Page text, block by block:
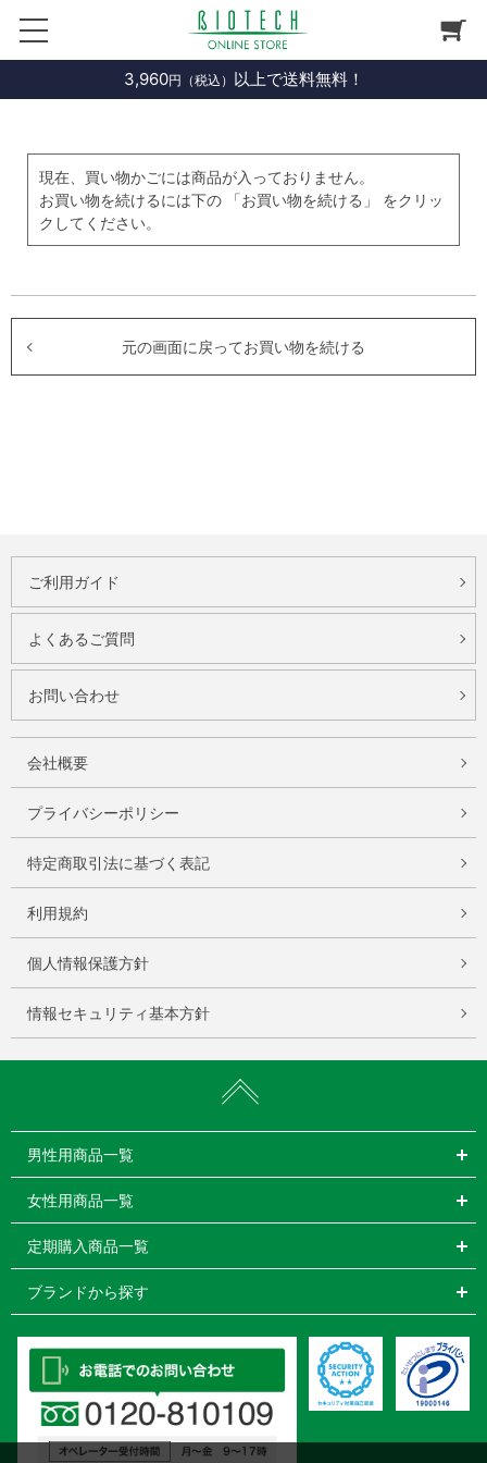
3,960円（税込） 以上で送料無料！
現在、買い物かごには商品が入っておりません。
お買い物を続けるには下の 「お買い物を続ける」 をクリッ
クしてください。
元の画面に戻ってお買い物を続ける
ご利用ガイド
よくあるご質問
お問い合わせ
会社概要
プライバシーポリシー
特定商取引法に基づく表記
利用規約
個人情報保護方針
情報セキュリティ基本方針
男性用商品一覧
女性用商品一覧
定期購入商品一覧
ブランドから探す